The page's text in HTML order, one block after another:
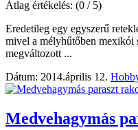
Átlag értékelés: (0 / 5)
Eredetileg egy egyszerű
mivel a mélyhűtőben mexikói
megváltozott ...
Dátum: 2014.április 12.
Medvehagymás